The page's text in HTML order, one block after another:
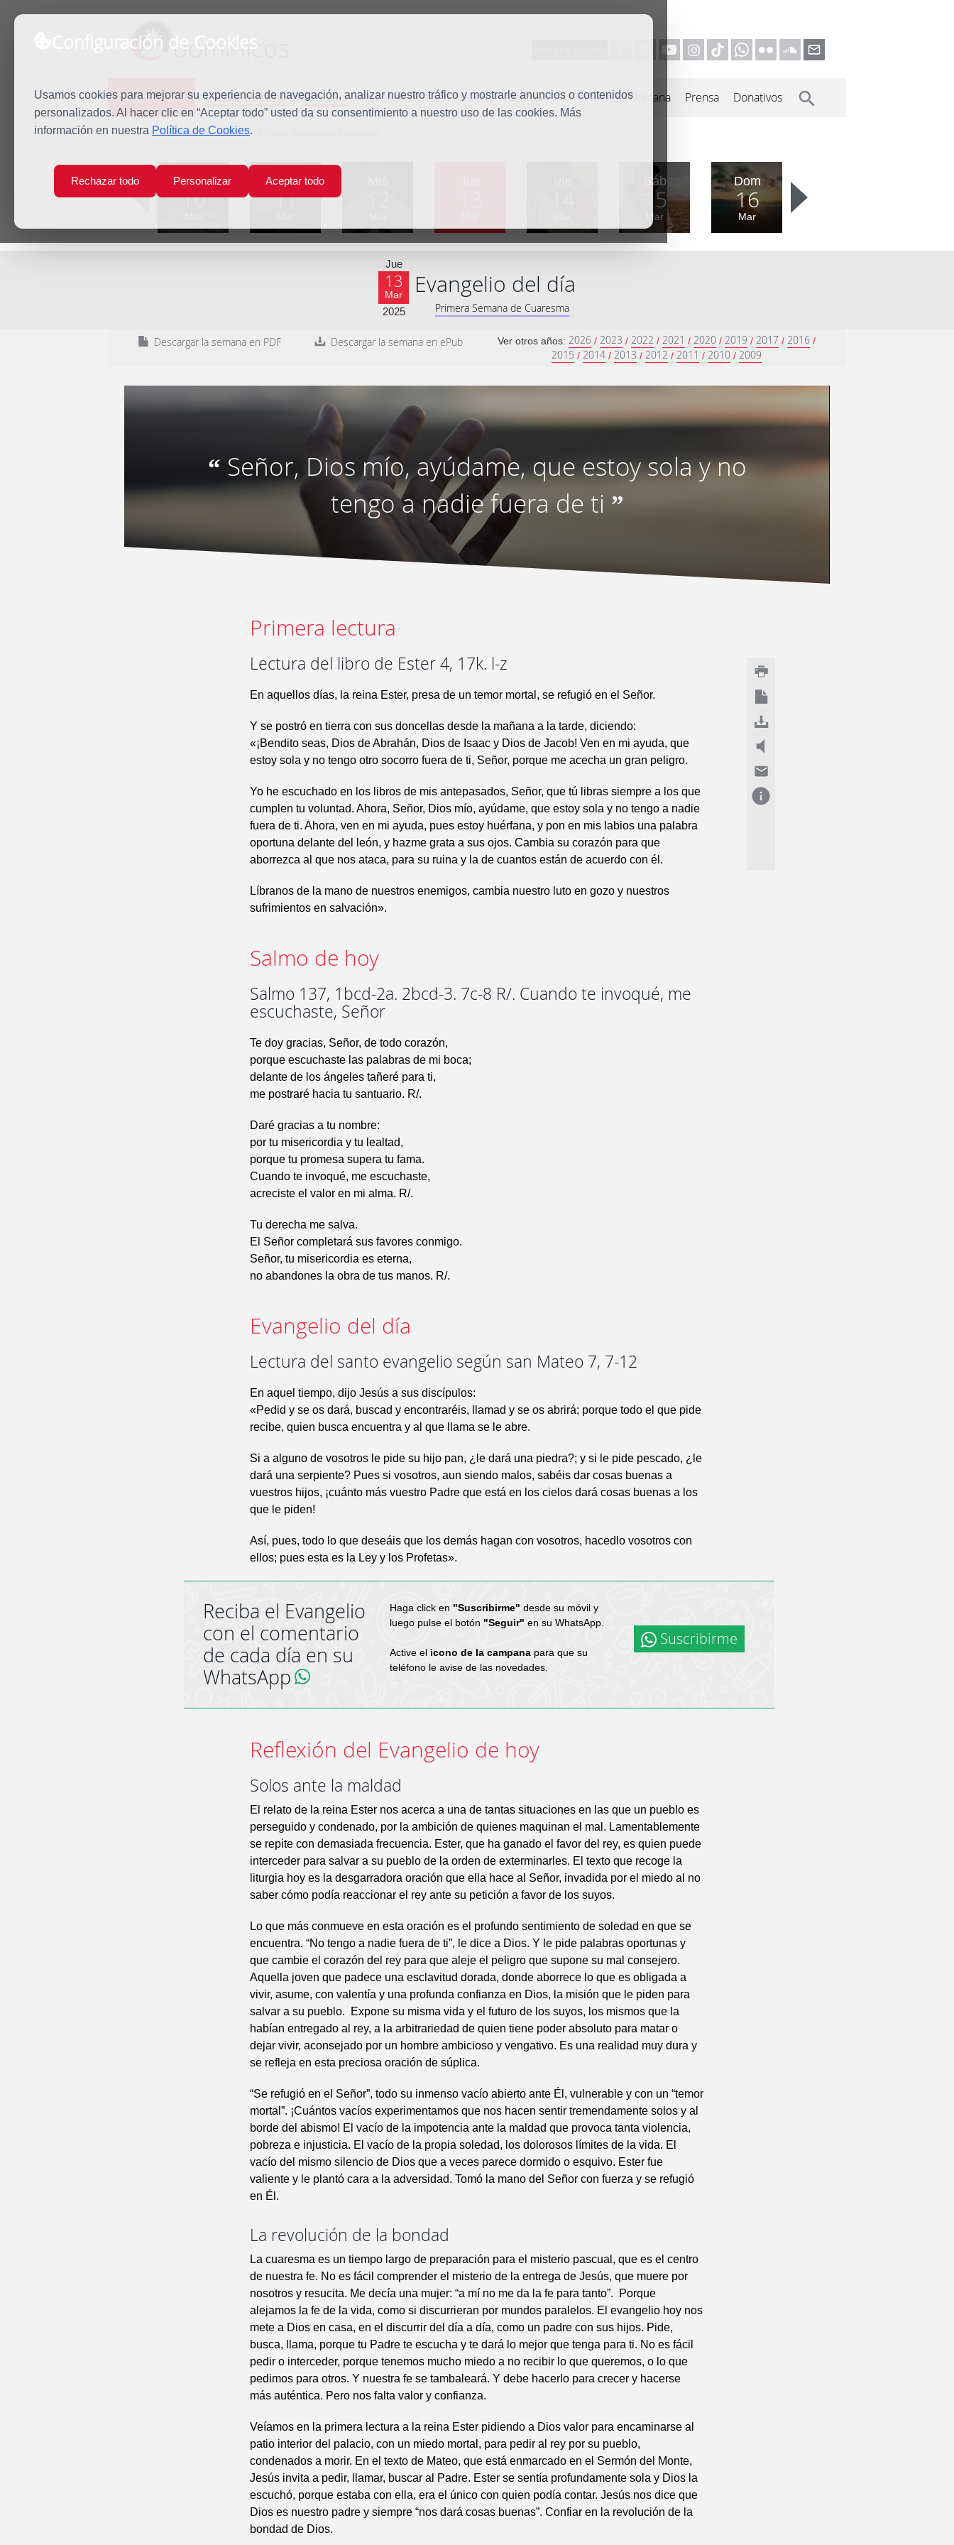
Configuración de Cookies
Usamos cookies para mejorar su experiencia de navegación, analizar nuestro tráfico y mostrarle anuncios o contenidos
personalizados. Al hacer clic en “Aceptar todo” usted da su consentimiento a nuestro uso de las cookies. Más
información en nuestra Política de Cookies.
Rechazar todo Personalizar Aceptar todo
dominicos
Predicación Espiritualidad Estudio Quiénes somos Misión Vocaciones Familia Dominicana Prensa Donativos
Inicio Predicación Jueves de la Primera Semana de Cuaresma
Lun
10
Mar
11
Sáb
15
Mar
Dom
16
Mar
Jue
13
Mar
2025
Evangelio del día
Primera Semana de Cuaresma
Descargar la semana en PDF Descargar la semana en ePub Ver otros años: 2026 / 2023 / 2022 / 2021 / 2020 / 2019 / 2017 / 2016 /
2015 / 2014 / 2013 / 2012 / 2011 / 2010 / 2009
“ Señor, Dios mío, ayúdame, que estoy sola y no
tengo a nadie fuera de ti ”
Primera lectura
Lectura del libro de Ester 4, 17k. l-z
En aquellos días, la reina Ester, presa de un temor mortal, se refugió en el Señor.
Y se postró en tierra con sus doncellas desde la mañana a la tarde, diciendo:
«¡Bendito seas, Dios de Abrahán, Dios de Isaac y Dios de Jacob! Ven en mi ayuda, que
estoy sola y no tengo otro socorro fuera de ti, Señor, porque me acecha un gran peligro.
Yo he escuchado en los libros de mis antepasados, Señor, que tú libras siempre a los que
cumplen tu voluntad. Ahora, Señor, Dios mío, ayúdame, que estoy sola y no tengo a nadie
fuera de ti. Ahora, ven en mi ayuda, pues estoy huérfana, y pon en mis labios una palabra
oportuna delante del león, y hazme grata a sus ojos. Cambia su corazón para que
aborrezca al que nos ataca, para su ruina y la de cuantos están de acuerdo con él.
Líbranos de la mano de nuestros enemigos, cambia nuestro luto en gozo y nuestros
sufrimientos en salvación».
Salmo de hoy
Salmo 137, 1bcd-2a. 2bcd-3. 7c-8 R/. Cuando te invoqué, me
escuchaste, Señor
Te doy gracias, Señor, de todo corazón,
porque escuchaste las palabras de mi boca;
delante de los ángeles tañeré para ti,
me postraré hacia tu santuario. R/.
Daré gracias a tu nombre:
por tu misericordia y tu lealtad,
porque tu promesa supera tu fama.
Cuando te invoqué, me escuchaste,
acreciste el valor en mi alma. R/.
Tu derecha me salva.
El Señor completará sus favores conmigo.
Señor, tu misericordia es eterna,
no abandones la obra de tus manos. R/.
Evangelio del día
Lectura del santo evangelio según san Mateo 7, 7-12
En aquel tiempo, dijo Jesús a sus discípulos:
«Pedid y se os dará, buscad y encontraréis, llamad y se os abrirá; porque todo el que pide
recibe, quien busca encuentra y al que llama se le abre.
Si a alguno de vosotros le pide su hijo pan, ¿le dará una piedra?; y si le pide pescado, ¿le
dará una serpiente? Pues si vosotros, aun siendo malos, sabéis dar cosas buenas a
vuestros hijos, ¡cuánto más vuestro Padre que está en los cielos dará cosas buenas a los
que le piden!
Así, pues, todo lo que deseáis que los demás hagan con vosotros, hacedlo vosotros con
ellos; pues esta es la Ley y los Profetas».
Reciba el Evangelio
con el comentario
de cada día en su
WhatsApp
Haga click en "Suscribirme" desde su móvil y
luego pulse el botón "Seguir" en su WhatsApp.
Active el icono de la campanapara que su
teléfono le avise de las novedades.
Suscribirme
Reflexión del Evangelio de hoy
Solos ante la maldad
El relato de la reina Ester nos acerca a una de tantas situaciones en las que un pueblo es
perseguido y condenado, por la ambición de quienes maquinan el mal. Lamentablemente
se repite con demasiada frecuencia. Ester, que ha ganado el favor del rey, es quien puede
interceder para salvar a su pueblo de la orden de exterminarles. El texto que recoge la
liturgia hoy es la desgarradora oración que ella hace al Señor, invadida por el miedo al no
saber cómo podía reaccionar el rey ante su petición a favor de los suyos.
Lo que más conmueve en esta oración es el profundo sentimiento de soledad en que se
encuentra. “No tengo a nadie fuera de ti”, le dice a Dios. Y le pide palabras oportunas y
que cambie el corazón del rey para que aleje el peligro que supone su mal consejero.
Aquella joven que padece una esclavitud dorada, donde aborrece lo que es obligada a
vivir, asume, con valentía y una profunda confianza en Dios, la misión que le piden para
salvar a su pueblo. Expone su misma vida y el futuro de los suyos, los mismos que la
habían entregado al rey, a la arbitrariedad de quien tiene poder absoluto para matar o
dejar vivir, aconsejado por un hombre ambicioso y vengativo. Es una realidad muy dura y
se refleja en esta preciosa oración de súplica.
“Se refugió en el Señor”, todo su inmenso vacío abierto ante Él, vulnerable y con un “temor
mortal”. ¡Cuántos vacíos experimentamos que nos hacen sentir tremendamente solos y al
borde del abismo! El vacío de la impotencia ante la maldad que provoca tanta violencia,
pobreza e injusticia. El vacío de la propia soledad, los dolorosos límites de la vida. El
vacío del mismo silencio de Dios que a veces parece dormido o esquivo. Ester fue
valiente y le plantó cara a la adversidad. Tomó la mano del Señor con fuerza y se refugió
en Él.
La revolución de la bondad
La cuaresma es un tiempo largo de preparación para el misterio pascual, que es el centro
de nuestra fe. No es fácil comprender el misterio de la entrega de Jesús, que muere por
nosotros y resucita. Me decía una mujer: “a mí no me da la fe para tanto”. Porque
alejamos la fe de la vida, como si discurrieran por mundos paralelos. El evangelio hoy nos
mete a Dios en casa, en el discurrir del día a día, como un padre con sus hijos. Pide,
busca, llama, porque tu Padre te escucha y te dará lo mejor que tenga para ti. No es fácil
pedir o interceder, porque tenemos mucho miedo a no recibir lo que queremos, o lo que
pedimos para otros. Y nuestra fe se tambaleará. Y debe hacerlo para crecer y hacerse
más auténtica. Pero nos falta valor y confianza.
Veíamos en la primera lectura a la reina Ester pidiendo a Dios valor para encaminarse al
patio interior del palacio, con un miedo mortal, para pedir al rey por su pueblo,
condenados a morir. En el texto de Mateo, que está enmarcado en el Sermón del Monte,
Jesús invita a pedir, llamar, buscar al Padre. Ester se sentía profundamente sola y Dios la
escuchó, porque estaba con ella, era el único con quien podía contar. Jesús nos dice que
Dios es nuestro padre y siempre “nos dará cosas buenas”. Confiar en la revolución de la
bondad de Dios.